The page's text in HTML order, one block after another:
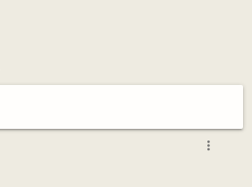
more_vert